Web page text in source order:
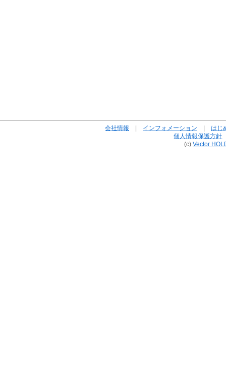
会社情報 | インフォメーション | はじ
個人情報保護方針
(c) Vector